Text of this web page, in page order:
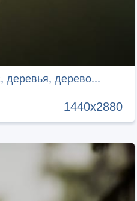
деревья, дерево...
1440x2880